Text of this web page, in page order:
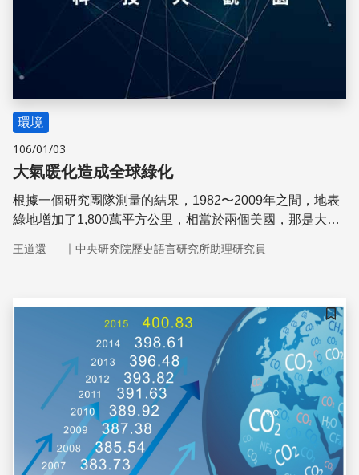
環境
106/01/03
大氣暖化造成全球綠化
根據一個研究團隊測量的結果，1982〜2009年之間，地表
綠地增加了1,800萬平方公里，相當於兩個美國，那是大氣
王道還 ｜ 中央研究院歷史語言研究所助理研究員
儲存